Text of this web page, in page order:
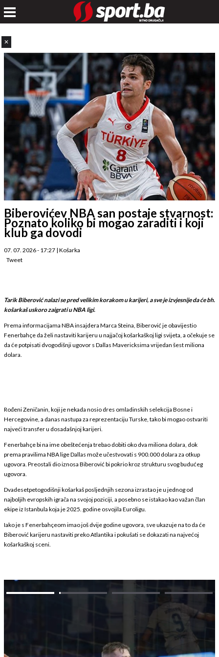
✕
Biberovićev NBA san postaje stvarnost:
Poznato koliko bi mogao zaraditi i koji
klub ga dovodi
07. 07. 2026 - 17:27 | Košarka
Tweet
Tarik Biberović nalazi se pred velikim korakom u karijeri, a sve je izvjesnije da će bh.
košarkaš uskoro zaigrati u NBA ligi.
Prema informacijama NBA insajdera Marca Steina, Biberović je obavijestio
Fenerbahçe da želi nastaviti karijeru u najjačoj košarkaškoj ligi svijeta, a očekuje se
da će potpisati dvogodišnji ugovor s Dallas Mavericksima vrijedan šest miliona
dolara.
Rođeni Zeničanin, koji je nekada nosio dres omladinskih selekcija Bosne i
Hercegovine, a danas nastupa za reprezentaciju Turske, tako bi mogao ostvariti
najveći transfer u dosadašnjoj karijeri.
Fenerbahçe bi na ime obeštećenja trebao dobiti oko dva miliona dolara, dok
prema pravilima NBA lige Dallas može učestvovati s 900.000 dolara za otkup
ugovora. Preostali dio iznosa Biberović bi pokrio kroz strukturu svog budućeg
ugovora.
Dvadesetpetogodišnji košarkaš posljednjih sezona izrastao je u jednog od
najboljih evropskih igrača na svojoj poziciji, a posebno se istakao kao važan član
ekipe iz Istanbula koja je 2025. godine osvojila Euroligu.
Iako je s Fenerbahçeom imao još dvije godine ugovora, sve ukazuje na to da će
Biberović karijeru nastaviti preko Atlantika i pokušati se dokazati na najvećoj
košarkaškoj sceni.